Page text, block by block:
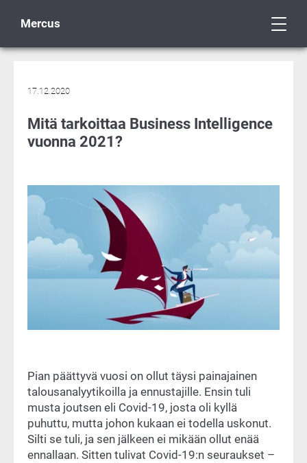
Mercus
17.12.2020
Mitä tarkoittaa Business Intelligence
vuonna 2021?
Pian päättyvä vuosi on ollut täysi painajainen
talousanalyytikoilla ja ennustajille. Ensin tuli
musta joutsen eli Covid-19, josta oli kyllä
puhuttu, mutta johon kukaan ei todella uskonut.
Silti se tuli, ja sen jälkeen ei mikään ollut enää
ennallaan. Sitten tulivat Covid-19:n seuraukset –